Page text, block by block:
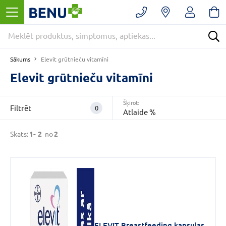
Sākums Elevit grūtnieču vitamīni
FiltrētNoņemt
filtrus
Kategorijas
APTIEKA
(2)
Bezrecepšu
(1)
Citi
produkti
(1)
Elevit grūtnieču vitamīni
Skats:1- 2 no2
Filtrēt 0
Šķirot:
Atlaide %